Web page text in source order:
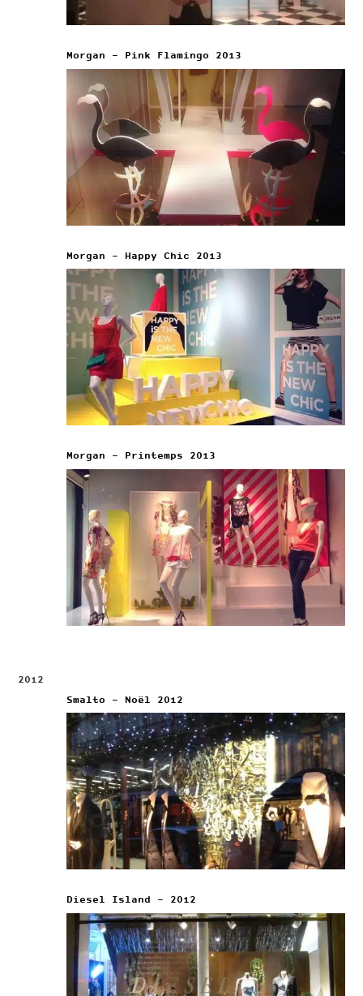
Morgan – Pink Flamingo 2013
Morgan – Happy Chic 2013
Morgan – Printemps 2013
2012
Smalto – Noël 2012
Diesel Island – 2012